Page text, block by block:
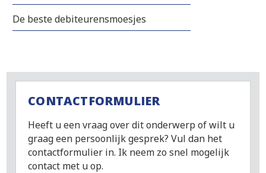
De beste debiteurensmoesjes
CONTACTFORMULIER
Heeft u een vraag over dit onderwerp of wilt u
graag een persoonlijk gesprek? Vul dan het
contactformulier in. Ik neem zo snel mogelijk
contact met u op.